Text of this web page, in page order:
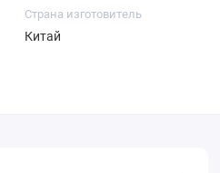
Страна изготовитель
Китай